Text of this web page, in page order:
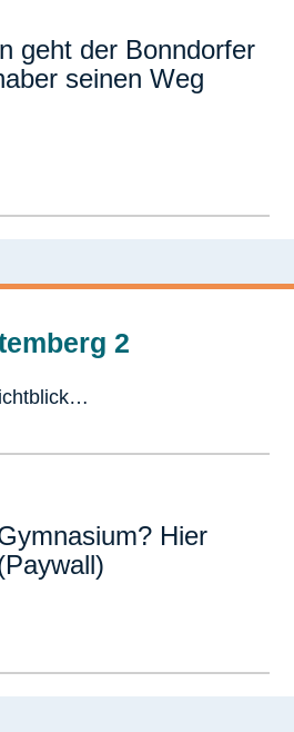
geht der Bonndorfer
seinen Weg
2
Hier